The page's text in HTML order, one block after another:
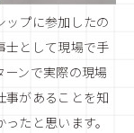
ップに参加したの
士として現場で手
ンで実際の現場
事があることを知
たと思います。